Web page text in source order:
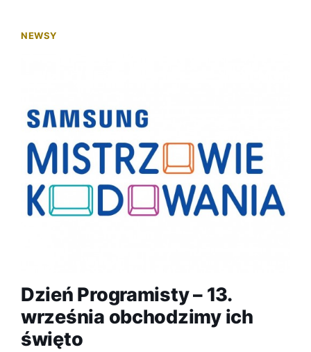
NEWSY
Dzień Programisty – 13.
września obchodzimy ich
święto